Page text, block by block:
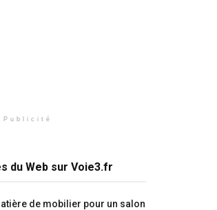
Publicité
du Web sur Voie3.fr
de mobilier pour un salon